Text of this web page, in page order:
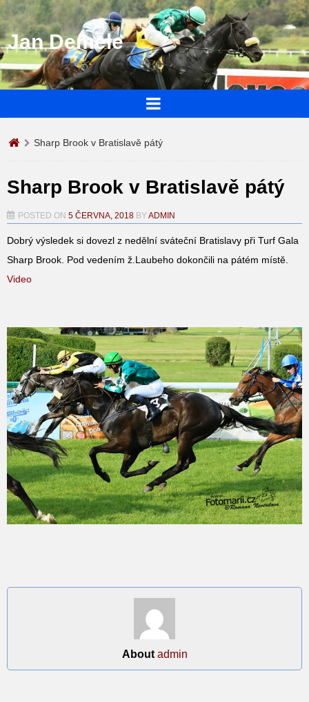
Jan Demele
Sharp Brook v Bratislavě pátý
Sharp Brook v Bratislavě pátý
POSTED ON 5 ČERVNA, 2018 BYADMIN
Dobrý výsledek si dovezl z nedělní sváteční Bratislavy při Turf Gala
Sharp Brook. Pod vedením ž.Laubeho dokončili na pátém místě.
Video
About admin